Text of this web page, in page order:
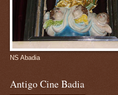
NS Abadia
Antigo Cine Badia